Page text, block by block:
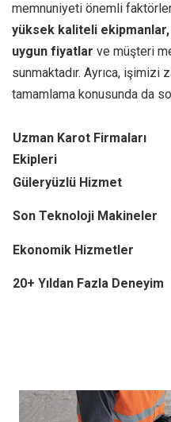
memnuniyeti önemli
yüksek kaliteli ekipmanlar,
uygun fiyatlar ve müşteri
sunmaktadır. Ayrıca, işimizi
tamamlama konusunda da
Uzman Karot Firmaları
Ekipleri
Güleryüzlü Hizmet
Son Teknoloji Makineler
Ekonomik Hizmetler
20+ Yıldan Fazla Deneyim